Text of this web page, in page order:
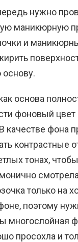
нужно
маникюрную
и
основа
фоновый цвет
качестве фона
контрастные
тонах,
только на
поэтому
многослойная
просохла и